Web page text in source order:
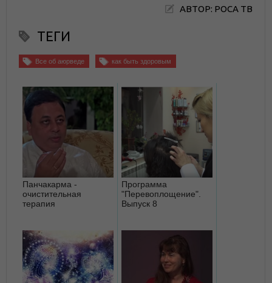
АВТОР: РОСА ТВ
ТЕГИ
Все об аюрведе как быть здоровым
Панчакарма -
очистительная
терапия
Программа
"Перевоплощение".
Выпуск 8